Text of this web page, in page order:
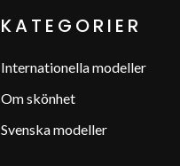
KATEGORIER
Internationella modeller
Om skönhet
Svenska modeller